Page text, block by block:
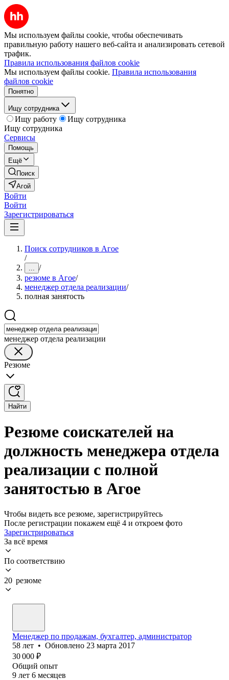
Мы используем файлы cookie, чтобы обеспечивать
правильную работу нашего веб-сайта и анализировать сетевой
трафик.
Правила использования файлов cookie
Мы используем файлы cookie. Правила использования
файлов cookie
Понятно
Ищу сотрудника
Ищу работу
Ищу сотрудника
Ищу сотрудника
Сервисы
Помощь
Ещё
Поиск
Агой
Войти
Войти
Зарегистрироваться
Поиск сотрудников в Агое
/
... /
резюме в Агое/
менеджер отдела реализации/
полная занятость
менеджер отдела реализации
Резюме
Найти
Резюме соискателей на
должность менеджера отдела
реализации с полной
занятостью в Агое
Чтобы видеть все резюме, зарегистрируйтесь
После регистрации покажем ещё 4 и откроем фото
Зарегистрироваться
За всё время
По соответствию
20 резюме
Менеджер по продажам, бухгалтер, администратор
58 лет • Обновлено 23 марта 2017
30 000 ₽
Общий опыт
9 лет 6 месяцев